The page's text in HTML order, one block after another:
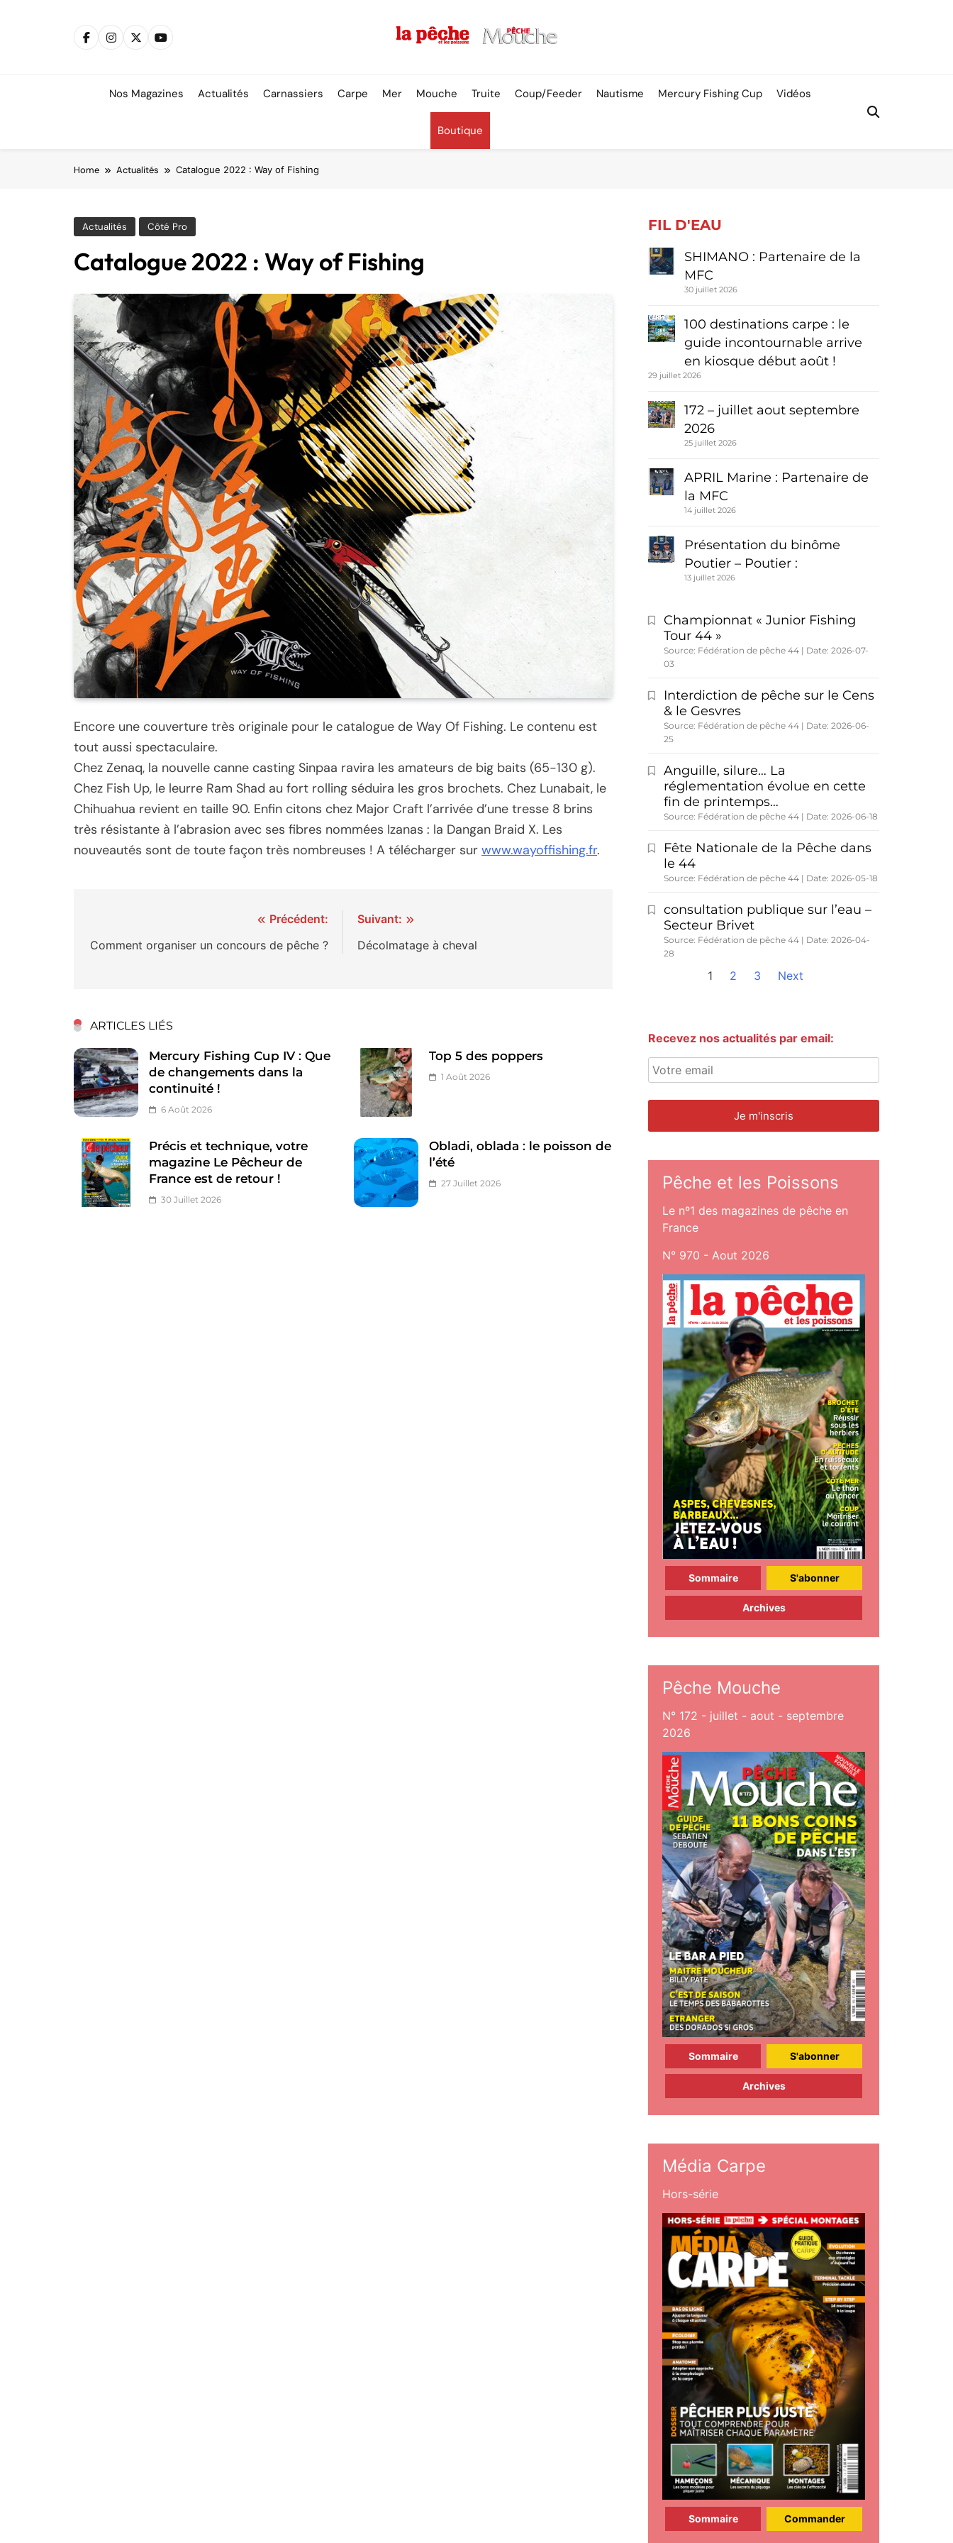
Nos Magazines Actualités Carnassiers Carpe Mer Mouche Truite Coup/Feeder Nautisme Mercury Fishing Cup Vidéos
Boutique
Home Actualités Catalogue 2022 : Way of Fishing
Actualités Côté Pro
Catalogue 2022 : Way of Fishing
Encore une couverture très originale pour le catalogue de Way Of Fishing. Le contenu est
tout aussi spectaculaire.
Chez Zenaq, la nouvelle canne casting Sinpaa ravira les amateurs de big baits (65-130 g).
Chez Fish Up, le leurre Ram Shad au fort rolling séduira les gros brochets. Chez Lunabait, le
Chihuahua revient en taille 90. Enfin citons chez Major Craft l’arrivée d’une tresse 8 brins
très résistante à l’abrasion avec ses fibres nommées Izanas : la Dangan Braid X. Les
nouveautés sont de toute façon très nombreuses ! A télécharger sur www.wayoffishing.fr.
de
Précédent:
Comment organiser un concours de pêche ?
Suivant:
Décolmatage à cheval
ARTICLES LIÉS
Mercury Fishing Cup IV : Que
de changements dans la
continuité !
6 Août 2026
Top 5 des poppers
1 Août 2026
Précis et technique, votre
magazine Le Pêcheur de
France est de retour !
30 Juillet 2026
Obladi, oblada : le poisson de
l’été
27 Juillet 2026
FIL D'EAU
SHIMANO : Partenaire de la
MFC
30 juillet 2026
100 destinations carpe : le
guide incontournable arrive
en kiosque début août !
29 juillet 2026
172 – juillet aout septembre
2026
25 juillet 2026
APRIL Marine : Partenaire de
la MFC
14 juillet 2026
Présentation du binôme
Poutier – Poutier :
13 juillet 2026
Championnat « Junior Fishing
Tour 44 »
Source: Fédération de pêche 44
Date: 2026-07-
03
Interdiction de pêche sur le Cens
& le Gesvres
Source: Fédération de pêche 44
Date: 2026-06-
25
Anguille, silure… La
réglementation évolue en cette
fin de printemps…
Source: Fédération de pêche 44 Date: 2026-06-18
Fête Nationale de la Pêche dans
le 44
Source: Fédération de pêche 44 Date: 2026-05-18
consultation publique sur l’eau –
Secteur Brivet
Source: Fédération de pêche 44
Date: 2026-04-
28
1 2 3 Next
Recevez nos actualités par email:
Pêche et les Poissons
Le nº1 des magazines de pêche en
France
N° 970 - Aout 2026
Sommaire S'abonner
Archives
Pêche Mouche
N° 172 - juillet - aout - septembre
2026
Sommaire S'abonner
Archives
Média Carpe
Hors-série
Sommaire Commander